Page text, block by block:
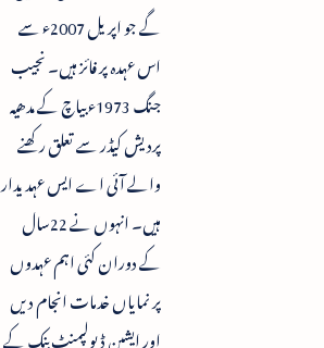
گے جو اپریل 2007ء سے
اس عہدہ پر فائز ہیں۔ نجیب
جنگ 1973ء بیاچ کے مدھیہ
پردیش کیڈر سے تعلق رکھنے
والے آئی اے ایس عہدیدار
ہیں۔ انہوں نے 22سال
کے دوران کئی اہم عہدوں
پر نمایاں خدمات انجام دیں
اور ایشین ڈیولپمنٹ بنک کے